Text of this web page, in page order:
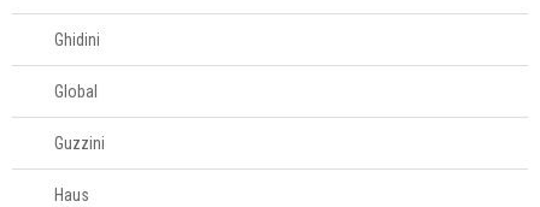
61
996581061
Televendas
61
996588122
Ghidini
Global
Guzzini
Haus